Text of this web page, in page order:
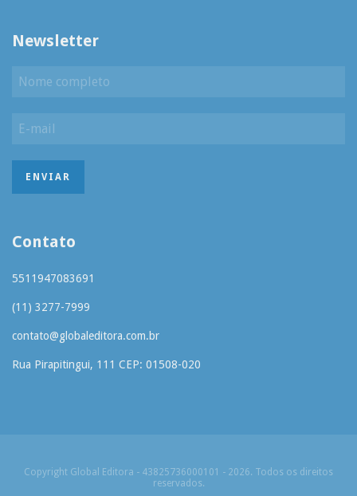
Newsletter
Contato
5511947083691
(11) 3277-7999
contato@globaleditora.com.br
Rua Pirapitingui, 111 CEP: 01508-020
Copyright Global Editora - 43825736000101 - 2026. Todos os direitos
reservados.